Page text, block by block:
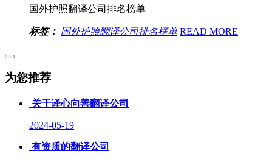
国外护照翻译公司排名榜单
标签： 国外护照翻译公司排名榜单 READ MORE
为您推荐
关于译心向善翻译公司
2024-05-19
有资质的翻译公司